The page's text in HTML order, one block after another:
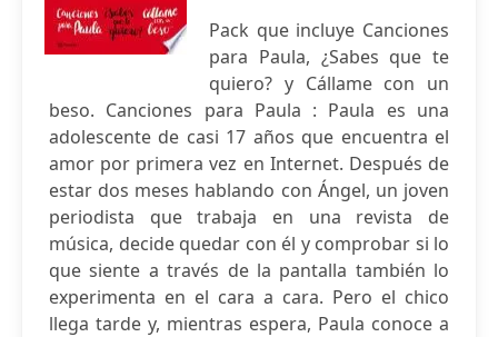
Pack que incluye Canciones
para Paula, ¿Sabes que te
quiero? y Cállame con un
beso. Canciones para Paula : Paula es una
adolescente de casi 17 años que encuentra el
amor por primera vez en Internet. Después de
estar dos meses hablando con Ángel, un joven
periodista que trabaja en una revista de
música, decide quedar con él y comprobar si lo
que siente a través de la pantalla también lo
experimenta en el cara a cara. Pero el chico
llega tarde y, mientras espera, Paula conoce a